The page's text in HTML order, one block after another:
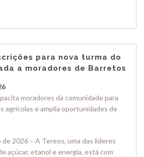
para nova turma do
a moradores de Barretos
moradores da comunidade para
agrícolas e amplia oportunidades de
2026 – A Tereos, uma das líderes
açúcar, etanol e energia, está com